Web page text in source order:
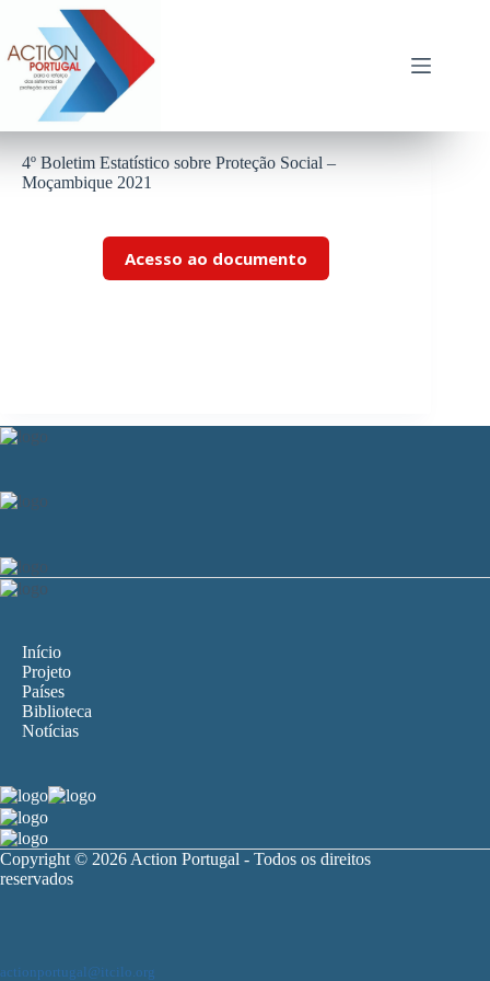
conteúdo
4º Boletim Estatístico sobre Proteção Social –
Moçambique 2021
Acesso ao documento
Início
Projeto
Países
Biblioteca
Notícias
Copyright © 2026 Action Portugal - Todos os direitos
reservados
actionportugal@itcilo.org